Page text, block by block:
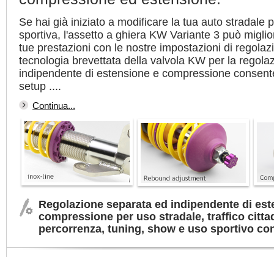
Se hai già iniziato a modificare la tua auto stradale
sportiva, l'assetto a ghiera KW Variante 3 può
tue prestazioni con le nostre impostazioni di
tecnologia brevettata della valvola KW per la
indipendente di estensione e compressione
setup ....
Continua...
Regolazione separata ed indipendente di
compressione per uso stradale, traffico
percorrenza, tuning, show e uso sportivo